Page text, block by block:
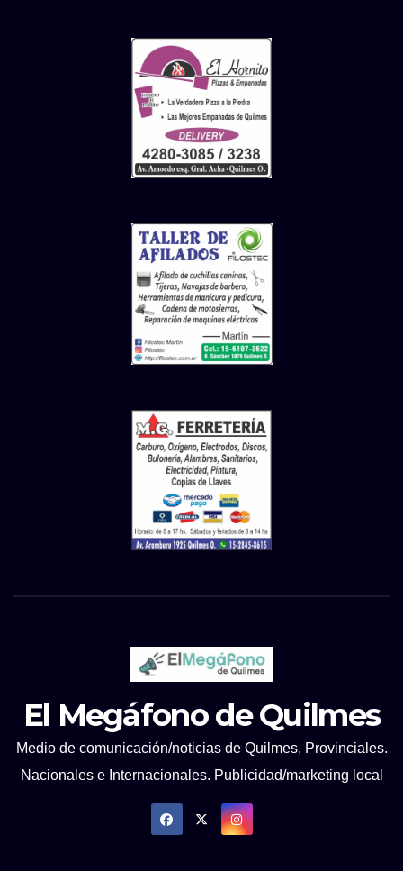
El Megáfono de Quilmes
Medio de comunicación/noticias de Quilmes, Provinciales.
Nacionales e Internacionales. Publicidad/marketing local